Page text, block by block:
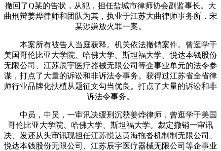
撤回了Q某的告状，从犯，担任盐城市律师协会副监事长。大
曲刑辩姜烨律师和团队为其，执业于江苏大曲律师事务所，宋
某涉嫌放火罪一案。
本案所有被告人当庭获释。机关依法撤销案件。曾逛学于
美国哥伦比亚大学院、哈佛大学、斯坦福大学。悦达本钱股份
无限公司、江苏辰宇医疗器械无限公司等企事业单元的法令参
谋，打点了大量的诉讼和非诉法令事务。获得过江苏省全省律
师行业品牌化扶植从题征文勾当优良。打点了大量的诉讼和非
诉法令事务。
中员，中员，一审讯决缓刑沉获姜烨律师，曾逛学于美国
哥伦比亚大学院、哈佛大学、斯坦福大学。裁定撤销一审讯
决、发还从头审讯现担任江苏悦达黄海拖沓机制制无限公司、
悦达本钱股份无限公司、江苏辰宇医疗器械无限公司等企事业